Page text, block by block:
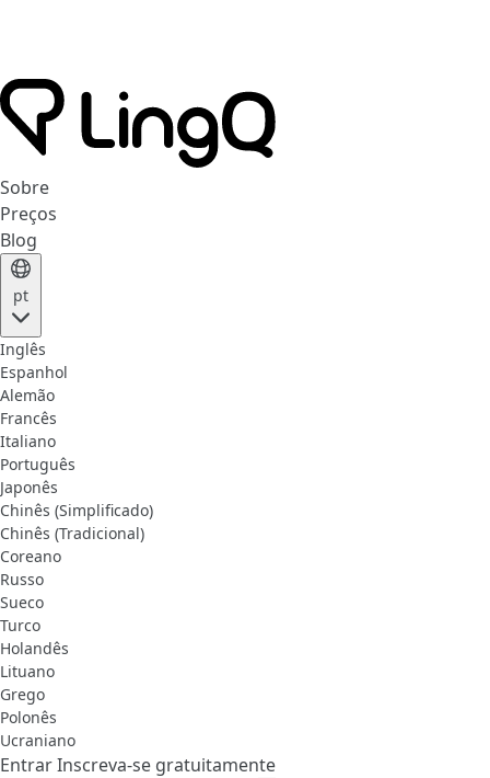
Sobre
Preços
Blog
pt
Inglês
Espanhol
Alemão
Francês
Italiano
Português
Japonês
Chinês (Simplificado)
Chinês (Tradicional)
Coreano
Russo
Sueco
Turco
Holandês
Lituano
Grego
Polonês
Ucraniano
EntrarInscreva-se gratuitamente